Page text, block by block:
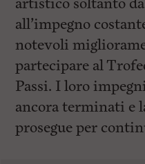
all’impegno
notevoli
partecipare al
Passi. I loro
ancora terminati e
prosegue per